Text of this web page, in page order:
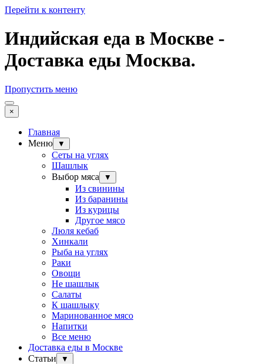
Перейти к контенту
Индийская еда в Москве -
Доставка еды Москва.
Пропустить меню
×
Главная
Меню
▼
Сеты на углях
Шашлык
Выбор мяса
▼
Из свинины
Из баранины
Из курицы
Другое мясо
Люля кебаб
Хинкали
Рыба на углях
Раки
Овощи
Не шашлык
Салаты
К шашлыку
Маринованное мясо
Напитки
Все меню
Доставка еды в Москве
Статьи
▼